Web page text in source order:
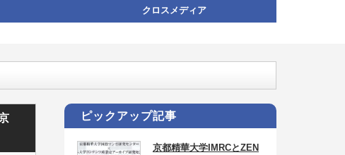
クロスメディア
が決定！
ピックアップ記事
京都精華大学IMRCとZEN